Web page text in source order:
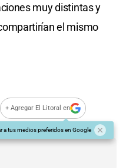
muy distintas y
el mismo
+ Agregar El Litoral en
a tus medios preferidos en Google